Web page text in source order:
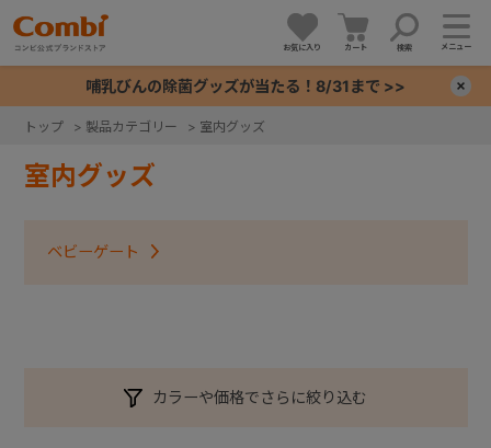
お気に入り カート 検索 メニュー
哺乳びんの除菌グッズが当たる！8/31まで >>
トップ > 製品カテゴリー > 室内グッズ
室内グッズ
ベビーゲート
カラーや価格でさらに絞り込む